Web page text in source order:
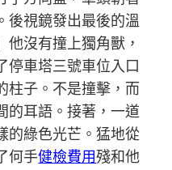
後視鏡發出最後的溫
他沒有撞上獨角獸，
停車塔三號車位入口
柱子。不是撞擊，而
的耳語。接著，一道
的綠色光芒。猛地從
何手健檢費用殘和他